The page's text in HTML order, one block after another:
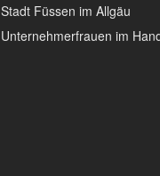
Stadt Füssen im Allgäu
Unternehmerfrauen im